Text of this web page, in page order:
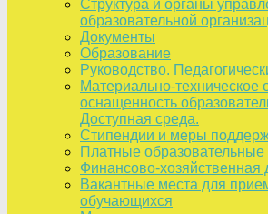
Структура и органы
образовательной
Документы
Образование
Руководство.
Материально-техническое
оснащенность
Доступная среда.
Стипендии и меры
Платные образовательные
Финансово-хозяйственная
Вакантные места для
обучающихся